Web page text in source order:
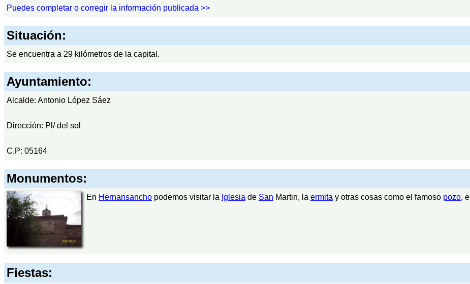
Puedes completar o corregir la información publicada >>
Situación:
Se encuentra a 29 kilómetros de la capital.
Ayuntamiento:
Alcalde: Antonio López Sáez
Dirección: Pl/ del sol
C.P: 05164
Monumentos:
En Hernansanchopodemos visitar la Iglesia de San Martin, la ermita y otras cosas como el famoso pozo, el
Fiestas: